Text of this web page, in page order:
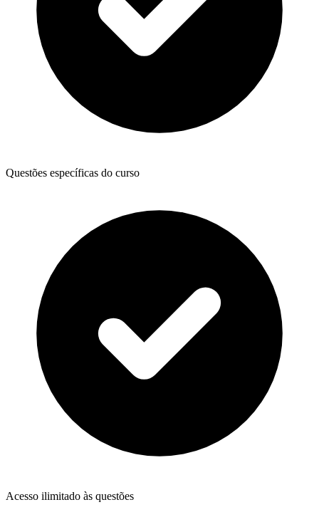
Questões específicas do curso
Acesso ilimitado às questões